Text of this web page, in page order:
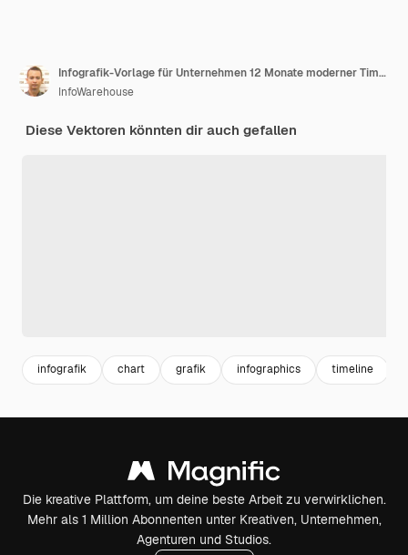
Infografik-Vorlage für Unternehmen 12 Monate moderner Timeline-Diagrammkalender mit Pfeilen
InfoWarehouse
Diese Vektoren könnten dir auch gefallen
infografik chart grafik infographics timeline
Die kreative Plattform, um deine beste Arbeit zu verwirklichen.
Mehr als 1 Million Abonnenten unter Kreativen, Unternehmen,
Agenturen und Studios.